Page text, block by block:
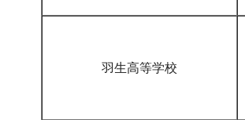
羽生高等学校